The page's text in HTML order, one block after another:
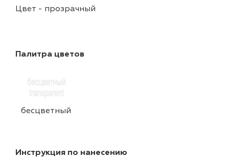
Цвет - прозрачный
Палитра цветов
бесцветный
Инструкция по нанесению